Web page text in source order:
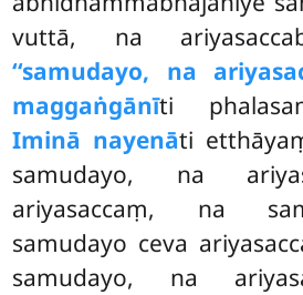
vuttā, na
‘‘samudayo, na
maggaṅgānīti
Iminā nayenāti
samudayo, na
ariyasaccaṃ, na
samudayo ceva
samudayo, na